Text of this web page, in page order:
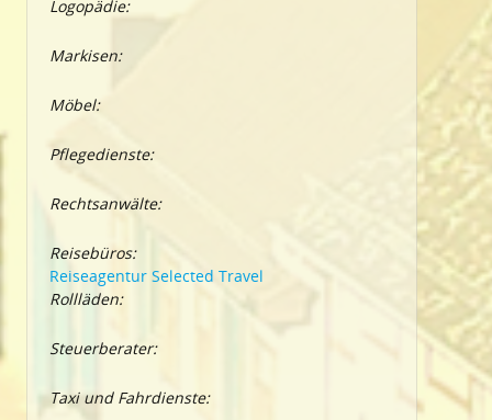
Logopädie:
Markisen:
Möbel:
Pflegedienste:
Rechtsanwälte:
Reisebüros:
Reiseagentur Selected Travel
Rollläden:
Steuerberater:
Taxi und Fahrdienste: